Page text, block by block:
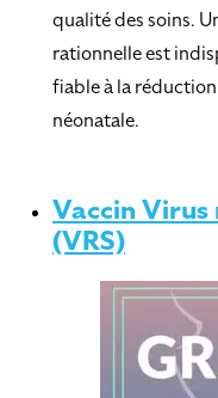
qualité des soins.
rationnelle est
fiable à la
néonatale.
Vaccin
(VRS)